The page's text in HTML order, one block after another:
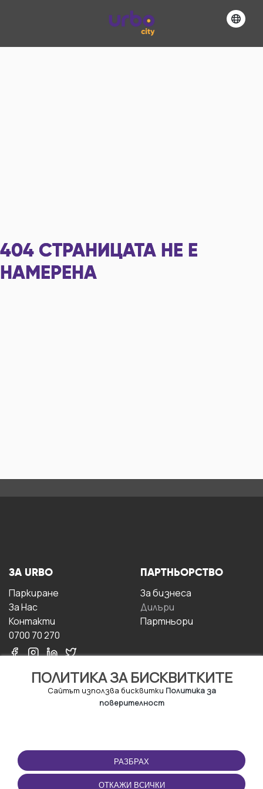
404 СТРАНИЦАТА НЕ Е
НАМЕРЕНА
ПОЛИТИКА ЗА БИСКВИТКИТЕ
Сайтът използва бисквитки Политика за
поверителност
РАЗБРАХ
ОТКАЖИ ВСИЧКИ
ЗА URBO
Паркиране
За Hас
Контакти
0700 70 270
ПАРТНЬОРСТВО
За бизнесa
Дилъри
Партньори
ПОЛЗВАНЕ
Правила и условия за
ползване
ПРИЛОЖЕНИЕТО